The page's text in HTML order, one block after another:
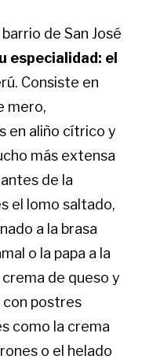
de San José
especialidad: el
Consiste en
mero,
en aliño cítrico y
más extensa
de la
el lomo saltado,
a la brasa
o la papa a la
de queso y
con postres
como la crema
o el helado